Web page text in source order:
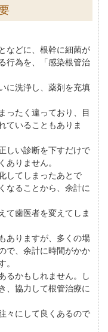
などに、根幹に細菌が
行為を、「感染根管治
に洗浄し、薬剤を充填
ったく違っており、目
ていることもありま
しい診断を下すだけで
りません。
してしまったあとで
なることから、余計に
て歯医者を変えてしま
ありますが、多くの場
で、余計に時間がかか
るかもしれません。し
、協力して根管治療に
々にして良くあるので